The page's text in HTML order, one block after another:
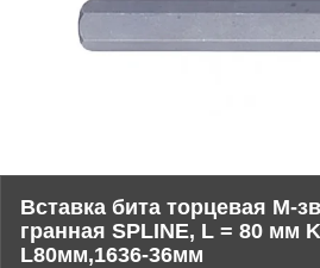
Вставка бита торцевая М-
гранная SPLINE, L = 80 мм
L80мм,1636-36мм